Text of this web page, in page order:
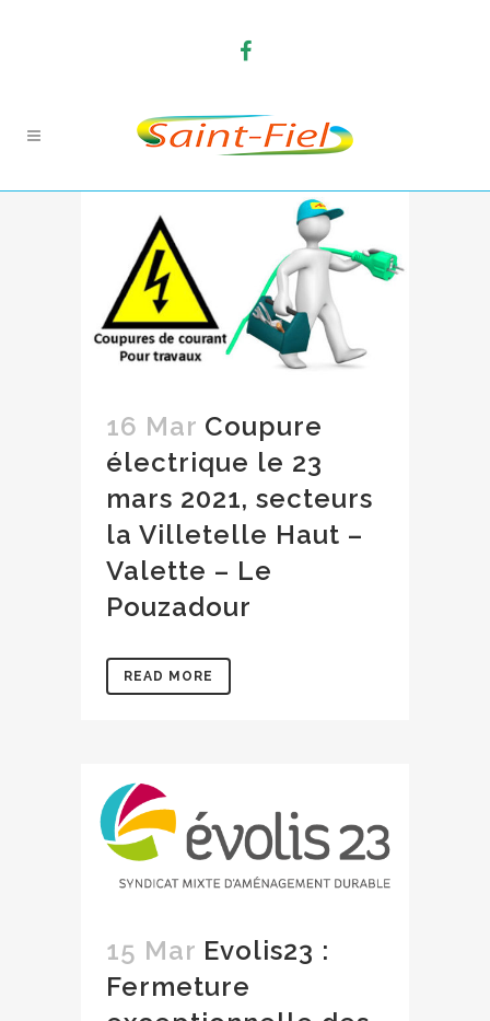
16 Mar Coupure
électrique le 23
mars 2021, secteurs
la Villetelle Haut –
Valette – Le
Pouzadour
READ MORE
15 Mar Evolis23 :
Fermeture